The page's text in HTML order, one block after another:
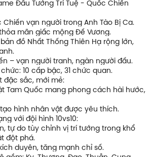
Đấu Tướng Trí Tuệ - Quốc Chiến
vạn người trong Anh Tào Bị Ca.
mãn giấc mộng Đế Vương.
đồ Nhất Thống Thiên Hạ rộng lớn,
– vạn người tranh, ngàn người đấu.
10 cấp bậc, 31 chức quan.
đặc sắc, mới mẻ:
Tam Quốc mang phong cách hài hước,
hình nhân vật được yêu thích.
với đội hình 10vs10:
tự do tùy chỉnh vị trí tướng trong khổ
đột phá.
duyên, tăng mạnh chỉ số.